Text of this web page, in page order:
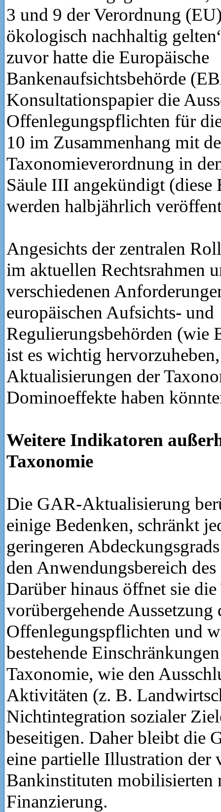
3 und 9 der Verordnung
ökologisch nachhaltig
zuvor hatte die Europäische
Bankenaufsichtsbehörde
Konsultationspapier die
Offenlegungspflichten für
10 im Zusammenhang mit
Taxonomieverordnung in
Säule III angekündigt (diese
werden halbjährlich
Angesichts der zentralen
im aktuellen Rechtsrahmen
verschiedenen
europäischen Aufsichts- und
Regulierungsbehörden (wie
ist es wichtig hervorzuheben,
Aktualisierungen der
Dominoeffekte haben
Weitere Indikatoren
Taxonomie
Die GAR-Aktualisierung
einige Bedenken, schränkt
geringeren
den Anwendungsbereich
Darüber hinaus öffnet sie
vorübergehende Aussetzung
Offenlegungspflichten und
bestehende
Taxonomie, wie den
Aktivitäten (z. B.
Nichtintegration sozialer
beseitigen. Daher bleibt die
eine partielle Illustration der
Bankinstituten mobilisierten
Finanzierung.